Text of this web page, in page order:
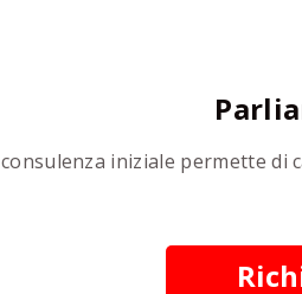
iniziale permette